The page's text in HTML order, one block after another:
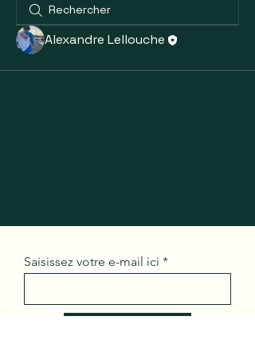
Alexandre Lellouche
Saisissez votre e-mail ici
S'inscrire